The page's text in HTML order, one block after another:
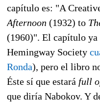
capítulo es: "A
Afternoon (1932) to
(1960)". El capítulo
Hemingway Society
Ronda), pero el libro
Éste sí que estará full
que diría Nabokov. Y